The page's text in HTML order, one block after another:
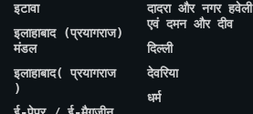
इटावा
इलाहाबाद (प्रयागराज)
मंडल
इलाहाबाद( प्रयागराज
)
दादरा और नगर हवेली
एवं दमन और दीव
दिल्ली
देवरिया
धर्म